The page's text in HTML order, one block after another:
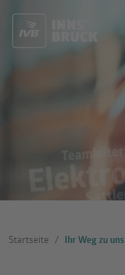
Startseite Ihr Weg zu uns